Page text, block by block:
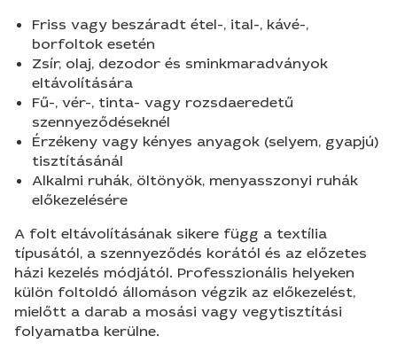
Friss vagy beszáradt étel-, ital-, kávé-,
borfoltok esetén
Zsír, olaj, dezodor és sminkmaradványok
eltávolítására
Fű-, vér-, tinta- vagy rozsdaeredetű
szennyeződéseknél
Érzékeny vagy kényes anyagok (selyem, gyapjú)
tisztításánál
Alkalmi ruhák, öltönyök, menyasszonyi ruhák
előkezelésére
A folt eltávolításának sikere függ a textília
típusától, a szennyeződés korától és az előzetes
házi kezelés módjától. Professzionális helyeken
külön foltoldó állomáson végzik az előkezelést,
mielőtt a darab a mosási vagy vegytisztítási
folyamatba kerülne.